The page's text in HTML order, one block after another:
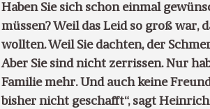
Haben Sie sich schon einmal
müssen? Weil das Leid so groß war,
wollten. Weil Sie dachten, der
Aber Sie sind nicht zerrissen. Nur
Familie mehr. Und auch keine
bisher nicht geschafft“, sagt